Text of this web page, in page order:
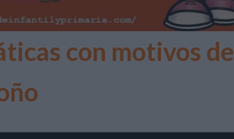
con motivos de